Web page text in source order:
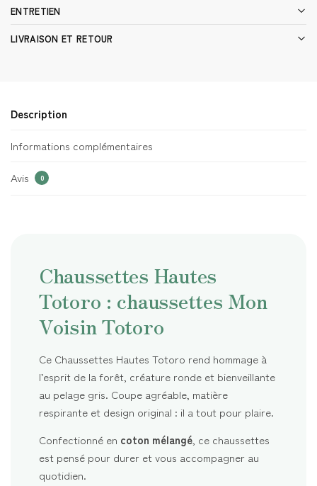
ENTRETIEN
LIVRAISON ET RETOUR
Description
Informations complémentaires
Avis 0
Chaussettes Hautes
Totoro : chaussettes Mon
Voisin Totoro
Ce Chaussettes Hautes Totoro rend hommage à
l’esprit de la forêt, créature ronde et bienveillante
au pelage gris. Coupe agréable, matière
respirante et design original : il a tout pour plaire.
Confectionné en coton mélangé , ce chaussettes
est pensé pour durer et vous accompagner au
quotidien.